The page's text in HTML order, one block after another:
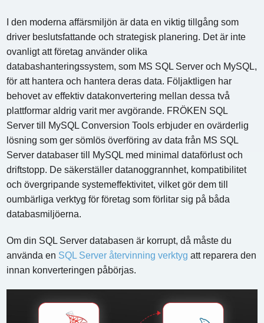
I den moderna affärsmiljön är data en viktig tillgång som
driver beslutsfattande och strategisk planering. Det är inte
ovanligt att företag använder olika
databashanteringssystem, som MS SQL Server och MySQL,
för att hantera och hantera deras data. Följaktligen har
behovet av effektiv datakonvertering mellan dessa två
plattformar aldrig varit mer avgörande. FRÖKEN SQL
Server till MySQL Conversion Tools erbjuder en ovärderlig
lösning som ger sömlös överföring av data från MS SQL
Server databaser till MySQL med minimal dataförlust och
driftstopp. De säkerställer datanoggrannhet, kompatibilitet
och övergripande systemeffektivitet, vilket gör dem till
oumbärliga verktyg för företag som förlitar sig på båda
databasmiljöerna.
Om din SQL Server databasen är korrupt, då måste du
använda en SQL Server återvinning verktyg att reparera den
innan konverteringen påbörjas.